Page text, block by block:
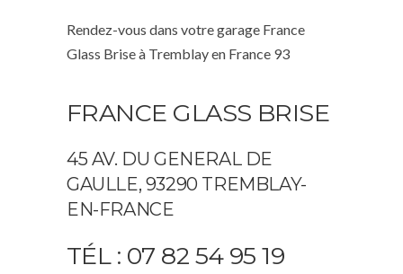
Rendez-vous dans votre garage France
Glass Brise à Tremblay en France 93
FRANCE GLASS BRISE
45 AV. DU GENERAL DE
GAULLE, 93290 TREMBLAY-
EN-FRANCE
TÉL : 07 82 54 95 19